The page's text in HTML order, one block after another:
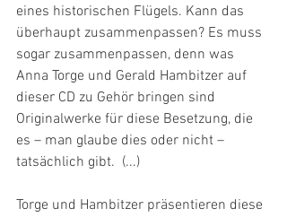
eines historischen Flügels. Kann das
überhaupt zusammenpassen? Es muss
sogar zusammenpassen, denn was
Anna Torge und Gerald Hambitzer auf
dieser CD zu Gehör bringen sind
Originalwerke für diese Besetzung, die
es – man glaube dies oder nicht –
tatsächlich gibt.  (...)
Torge und Hambitzer präsentieren diese